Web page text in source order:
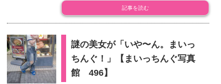
記事を読む
謎の美女が「いや〜ん。まいっ
ちんぐ！」【まいっちんぐ写真
館 496】